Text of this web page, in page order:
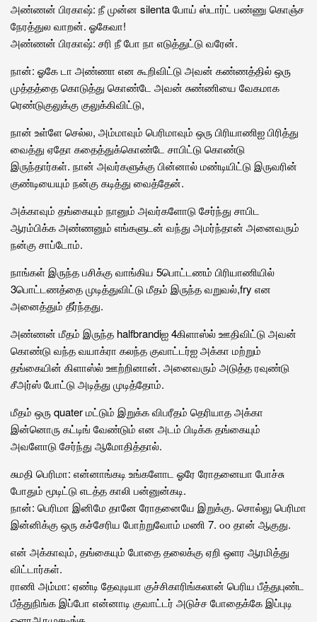
அண்ணன் பிரகாஷ்: நீ முன்ன silenta போய் ஸ்டார்ட் பண்ணு கொஞ்ச
நேரத்துல வாறன். ஓகேவா!
அண்ணன் பிரகாஷ்: சரி நீ போ நா எடுத்துட்டு வரேன்.
நான்: ஓகே டா அண்ணா என கூறிவிட்டு அவன் கண்ணத்தில் ஒரு
முத்தத்தை கொடுத்து கொண்டே அவன் சுண்ணியை வேகமாக
ரெண்டுகுலுக்கு குலுக்கிவிட்டு,
நான் உள்ளே செல்ல, அம்மாவும் பெரிமாவும் ஒரு பிரியாணிஐ பிரித்து
வைத்து ஏதோ கதைத்துக்கொண்டே சாபிட்டு கொண்டு
இருந்தார்கள். நான் அவர்களுக்கு பின்னால் மண்டியிட்டு இருவரின்
குண்டியையும் நன்கு கடித்து வைத்தேன்.
அக்காவும் தங்கையும் நானும் அவர்களோடு சேர்ந்து சாபிட
ஆரம்பிக்க அண்ணனும் எங்களுடன் வந்து அமர்ந்தான் அனைவரும்
நன்கு சாப்டோம்.
நாங்கள் இருந்த பசிக்கு வாங்கிய 5பொட்டணம் பிரியாணியில்
3பொட்டணத்தை முடித்துவிட்டு மீதம் இருந்த வறுவல்,fry என
அனைத்தும் தீர்ந்தது.
அண்ணன் மீதம் இருந்த halfbrandiஐ 4கிளாஸ்ல் ஊதிவிட்டு அவன்
கொண்டு வந்த வயாக்ரா கலந்த குவாட்டர்ஐ அக்கா மற்றும்
தங்கையின் கிளாஸ்ல் ஊற்றினான். அனைவரும் அடுத்த ரவுண்டு
சீஅர்ஸ் போட்டு அடித்து முடித்தோம்.
மீதம் ஒரு quater மட்டும் இறுக்க விபரீதம் தெரியாத அக்கா
இன்னொரு கட்டிங் வேண்டும் என அடம் பிடிக்க தங்கையும்
அவளோடு சேர்ந்து ஆமோதித்தால்.
சுமதி பெரிமா: என்னாங்கடி உங்களோட ஓரே ரோதனையா போச்சு
போதும் மூடிட்டு எடத்த காலி பன்னுன்கடி.
நான்: பெரிமா இனிமே தானே ரோதனையே இறுக்கு. சொல்லு பெரிமா
இன்னிக்கு ஒரு கச்சேரிய போற்றுவோம் மணி 7. ௦௦ தான் ஆகுது.
என் அக்காவும், தங்கையும் போதை தலைக்கு ஏறி ஒளர ஆரமித்து
விட்டார்கள்.
ராணி அம்மா: ஏண்டி தேவுடியா குச்சிகாரிங்கலான் பெரிய பீத்துபுண்ட
பீத்துநிங்க இப்போ என்னாடி குவாட்டர் அடுச்ச போதைக்கே இப்புடி